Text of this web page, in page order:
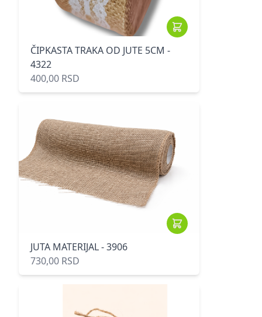
ČIPKASTA TRAKA OD JUTE 5CM -
4322
400,00 RSD
JUTA MATERIJAL - 3906
730,00 RSD